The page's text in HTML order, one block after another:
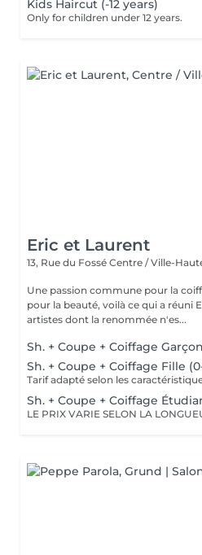
Kids Haircut (-12 years)
Only for children under 12 years.
Eric et Laurent
13, Rue du Fossé Centre / Ville-
Une passion commune pour la
pour la beauté, voilà ce qui a réuni
artistes dont la renommée n'es...
Sh. + Coupe + Coiffage
Sh. + Coupe + Coiffage Fille
Tarif adapté selon les
Sh. + Coupe + Coiffage